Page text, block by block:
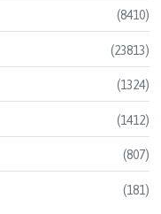
(8410)
(23813)
(1324)
(1412)
(807)
(181)